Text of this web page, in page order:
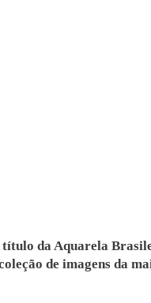
título da Aquarela
de imagens da